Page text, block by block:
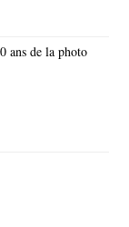
ans de la photo